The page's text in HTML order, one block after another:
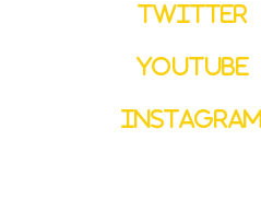
Twitter
YouTube
Instagram